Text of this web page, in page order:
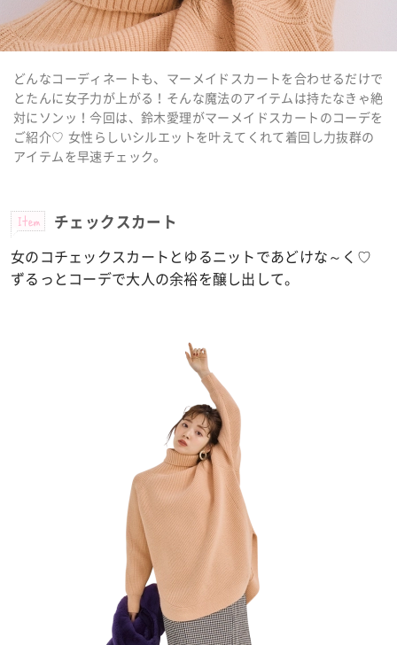
どんなコーディネートも、マーメイドスカートを合わせるだけで
とたんに女子力が上がる！そんな魔法のアイテムは持たなきゃ絶
対にソンッ！今回は、鈴木愛理がマーメイドスカートのコーデを
ご紹介♡ 女性らしいシルエットを叶えてくれて着回し力抜群の
アイテムを早速チェック。
Item チェックスカート
女のコチェックスカートとゆるニットであどけな～く♡
ずるっとコーデで大人の余裕を醸し出して。